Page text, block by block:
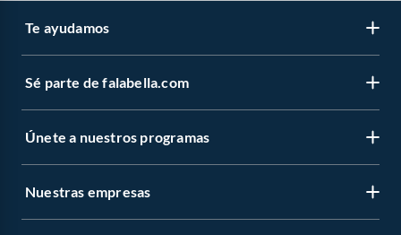
Te ayudamos
Sé parte de falabella.com
Únete a nuestros programas
Nuestras empresas